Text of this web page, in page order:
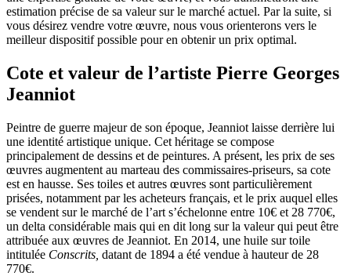
estimation précise de sa valeur sur le marché actuel. Par la suite, si
vous désirez vendre votre œuvre, nous vous orienterons vers le
meilleur dispositif possible pour en obtenir un prix optimal.
Cote et valeur de l’artiste Pierre Georges
Jeanniot
Peintre de guerre majeur de son époque, Jeanniot laisse derrière lui
une identité artistique unique. Cet héritage se compose
principalement de dessins et de peintures. A présent, les prix de ses
œuvres augmentent au marteau des commissaires-priseurs, sa cote
est en hausse. Ses toiles et autres œuvres sont particulièrement
prisées, notamment par les acheteurs français, et le prix auquel elles
se vendent sur le marché de l’art s’échelonne entre 10€ et 28 770€,
un delta considérable mais qui en dit long sur la valeur qui peut être
attribuée aux œuvres de Jeanniot. En 2014, une huile sur toile
intitulée Conscrits, datant de 1894 a été vendue à hauteur de 28
770€.